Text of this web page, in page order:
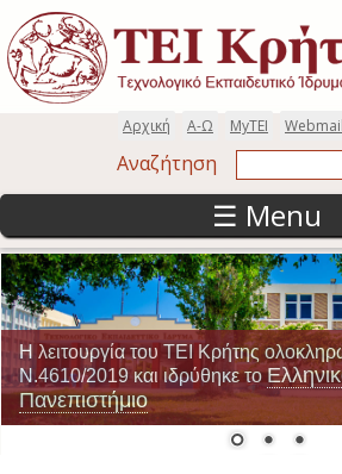
Παράκαμψη προς το κυρίως περιεχόμενο
Webmail
MyTEI
Α-Ω
Αρχική
Αναζήτηση
☰ Menu
Η λειτουργία του ΤΕΙ Κρήτης
Ν.4610/2019 και ιδρύθηκε το
Πανεπιστήμιο